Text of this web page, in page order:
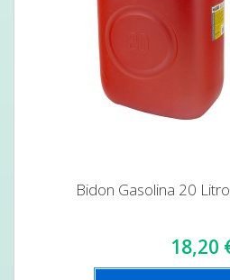
Bidon Gasolina 20
18,20